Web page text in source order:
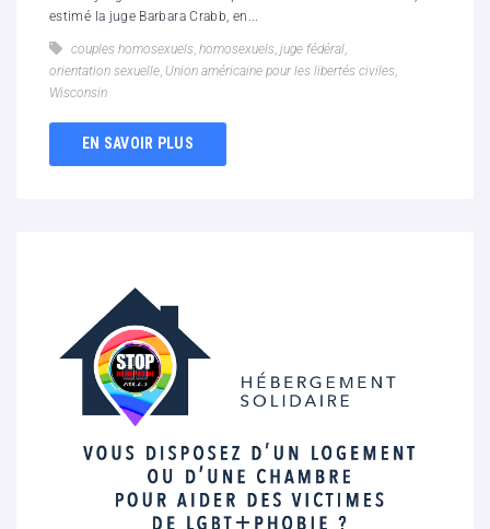
estimé la juge Barbara Crabb, en...
couples homosexuels homosexuels juge fédéral
orientation sexuelle Union américaine pour les libertés civiles
Wisconsin
EN SAVOIR PLUS